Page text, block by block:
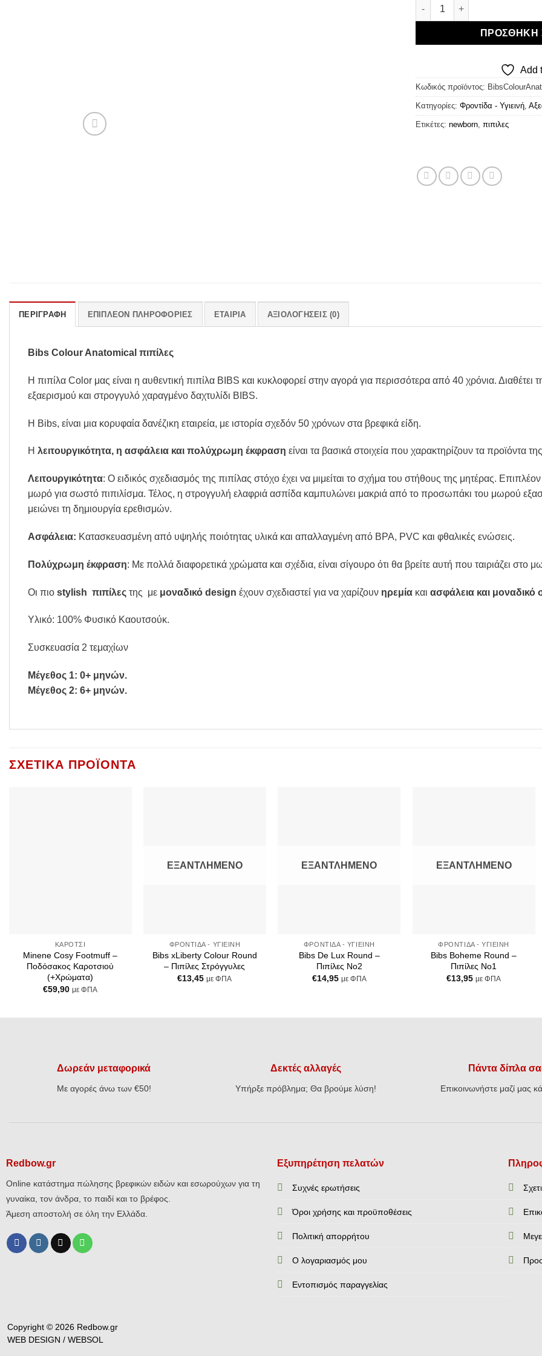
Bibs Colour Anatomical -
ΠΡΟΣΘΉΚΗ
Add
Κωδικός προϊόντος:
Κατηγορίες: Φροντίδα - Υγιεινή
Ετικέτες: newborn πιπιλες
ΠΕΡΙΓΡΑΦΉ ΕΠΙΠΛΈΟΝ ΠΛΗΡΟΦΟΡΊΕΣ ΕΤΑΙΡΊΑ ΑΞΙΟΛΟΓΉΣΕΙΣ (0)
Bibs Colour Anatomical πιπίλες
Η πιπίλα Color μας είναι η αυθεντική πιπίλα BIBS και κυκλοφορεί στην αγορά για περισσότερα από 40 χρόνια. Διαθέτει
εξαερισμού και στρογγυλό χαραγμένο δαχτυλίδι BIBS.
Η Bibs, είναι μια κορυφαία δανέζικη εταιρεία, με ιστορία σχεδόν 50 χρόνων στα βρεφικά είδη.
Η λειτουργικότητα, η ασφάλεια και πολύχρωμη έκφραση είναι τα βασικά στοιχεία που χαρακτηρίζουν τα προϊόντα της
Λειτουργικότητα: Ο ειδικός σχεδιασμός της πιπίλας στόχο έχει να μιμείται το σχήμα του στήθους της μητέρας.
μωρό για σωστό πιπιλίσμα. Τέλος, η στρογγυλή ελαφριά ασπίδα καμπυλώνει μακριά από το προσωπάκι του μωρού
μειώνει τη δημιουργία ερεθισμών.
Ασφάλεια: Kατασκευασμένη από υψηλής ποιότητας υλικά και απαλλαγμένη από BPA, PVC και φθαλικές ενώσεις.
Πολύχρωμη έκφραση: Με πολλά διαφορετικά χρώματα και σχέδια, είναι σίγουρο ότι θα βρείτε αυτή που ταιριάζει στο
Οι πιο stylish πιπίλες της με μοναδικό design έχουν σχεδιαστεί για να χαρίζουν ηρεμία και ασφάλεια και μοναδικό
Υλικό: 100% Φυσικό Καουτσούκ.
Συσκευασία 2 τεμαχίων
Μέγεθος 1: 0+ μηνών.
Μέγεθος 2: 6+ μηνών.
ΣΧΕΤΙΚΆ ΠΡΟΪΌΝΤΑ
ΚΑΡΌΤΣΙ
Minene Cosy Footmuff –
Ποδόσακος Καροτσιού
(+Χρώματα)
€59,90 με ΦΠΑ
ΕΞΑΝΤΛΗΜΈΝΟ
ΦΡΟΝΤΊΔΑ - ΥΓΙΕΙΝΉ
Bibs xLiberty Colour Round
– Πιπίλες Στρόγγυλες
€13,45 με ΦΠΑ
ΕΞΑΝΤΛΗΜΈΝΟ
ΦΡΟΝΤΊΔΑ - ΥΓΙΕΙΝΉ
Bibs De Lux Round –
Πιπίλες No2
€14,95 με ΦΠΑ
ΕΞΑΝΤΛΗΜΈΝΟ
ΦΡΟΝΤΊΔΑ - ΥΓΙΕΙΝΉ
Bibs Boheme Round –
Πιπίλες No1
€13,95 με ΦΠΑ
Δωρεάν μεταφορικά
Με αγορές άνω των €50!
Δεκτές αλλαγές
Υπήρξε πρόβλημα; Θα βρούμε λύση!
Πάντα δίπλα
Επικοινωνήστε μαζί μας
Redbow.gr
Online κατάστημα πώλησης βρεφικών ειδών και εσωρούχων για τη
γυναίκα, τον άνδρα, το παιδί και το βρέφος.
Άμεση αποστολή σε όλη την Ελλάδα.
Εξυπηρέτηση πελατών
Συχνές ερωτήσεις
Όροι χρήσης και προϋποθέσεις
Πολιτική απορρήτου
Ο λογαριασμός μου
Εντοπισμός παραγγελίας
Copyright © 2026 Redbow.gr
WEB DESIGN / WEBSOL